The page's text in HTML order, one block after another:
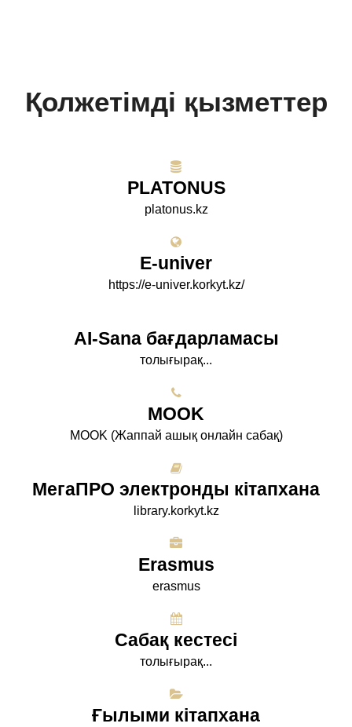
Қолжетімді қызметтер
PLATONUS
platonus.kz
E-univer
https://e-univer.korkyt.kz/
AI-Sana бағдарламасы
толығырақ...
МООK
МООK (Жаппай ашық онлайн сабақ)
МегаПРО электронды кітапхана
library.korkyt.kz
Erasmus
erasmus
Сабақ кестесі
толығырақ...
Ғылыми кітапхана